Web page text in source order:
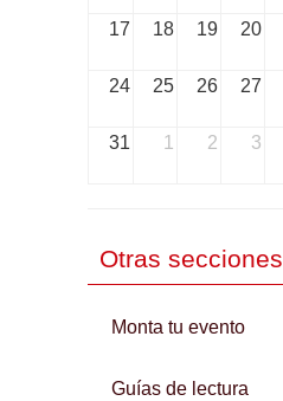
17 18 19 20
24 25 26 27
31 1 2 3
Otras secciones
Monta tu evento
Guías de lectura